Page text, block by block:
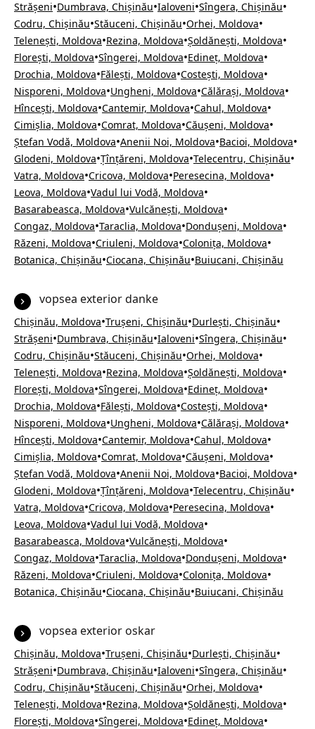
Strășeni•Dumbrava, Chișinău•Ialoveni•Sîngera, Chișinău•
Codru, Chișinău•Stăuceni, Chișinău•Orhei, Moldova•
Telenești, Moldova•Rezina, Moldova•Șoldănești, Moldova•
Florești, Moldova•Sîngerei, Moldova•Edineț, Moldova•
Drochia, Moldova•Fălești, Moldova•Costești, Moldova•
Nisporeni, Moldova•Ungheni, Moldova•Călărași, Moldova•
Hîncești, Moldova•Cantemir, Moldova•Cahul, Moldova•
Cimișlia, Moldova•Comrat, Moldova•Căușeni, Moldova•
Ștefan Vodă, Moldova•Anenii Noi, Moldova•Bacioi, Moldova•
Glodeni, Moldova•Țînțăreni, Moldova•Telecentru, Chișinău•
Vatra, Moldova•Cricova, Moldova•Peresecina, Moldova•
Leova, Moldova•Vadul lui Vodă, Moldova•
Basarabeasca, Moldova•Vulcănești, Moldova•
Congaz, Moldova•Taraclia, Moldova•Dondușeni, Moldova•
Răzeni, Moldova•Criuleni, Moldova•Colonița, Moldova•
Botanica, Chișinău•Ciocana, Chișinău•Buiucani, Chișinău
vopsea exterior danke
Chișinău, Moldova•Trușeni, Chișinău•Durlești, Chișinău•
Strășeni•Dumbrava, Chișinău•Ialoveni•Sîngera, Chișinău•
Codru, Chișinău•Stăuceni, Chișinău•Orhei, Moldova•
Telenești, Moldova•Rezina, Moldova•Șoldănești, Moldova•
Florești, Moldova•Sîngerei, Moldova•Edineț, Moldova•
Drochia, Moldova•Fălești, Moldova•Costești, Moldova•
Nisporeni, Moldova•Ungheni, Moldova•Călărași, Moldova•
Hîncești, Moldova•Cantemir, Moldova•Cahul, Moldova•
Cimișlia, Moldova•Comrat, Moldova•Căușeni, Moldova•
Ștefan Vodă, Moldova•Anenii Noi, Moldova•Bacioi, Moldova•
Glodeni, Moldova•Țînțăreni, Moldova•Telecentru, Chișinău•
Vatra, Moldova•Cricova, Moldova•Peresecina, Moldova•
Leova, Moldova•Vadul lui Vodă, Moldova•
Basarabeasca, Moldova•Vulcănești, Moldova•
Congaz, Moldova•Taraclia, Moldova•Dondușeni, Moldova•
Răzeni, Moldova•Criuleni, Moldova•Colonița, Moldova•
Botanica, Chișinău•Ciocana, Chișinău•Buiucani, Chișinău
vopsea exterior oskar
Chișinău, Moldova•Trușeni, Chișinău•Durlești, Chișinău•
Strășeni•Dumbrava, Chișinău•Ialoveni•Sîngera, Chișinău•
Codru, Chișinău•Stăuceni, Chișinău•Orhei, Moldova•
Telenești, Moldova•Rezina, Moldova•Șoldănești, Moldova•
Florești, Moldova•Sîngerei, Moldova•Edineț, Moldova•